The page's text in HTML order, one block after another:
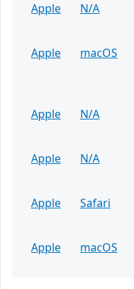
Apple
N/A
Apple
macOS
Apple
N/A
Apple
N/A
Apple
Safari
Apple
macOS